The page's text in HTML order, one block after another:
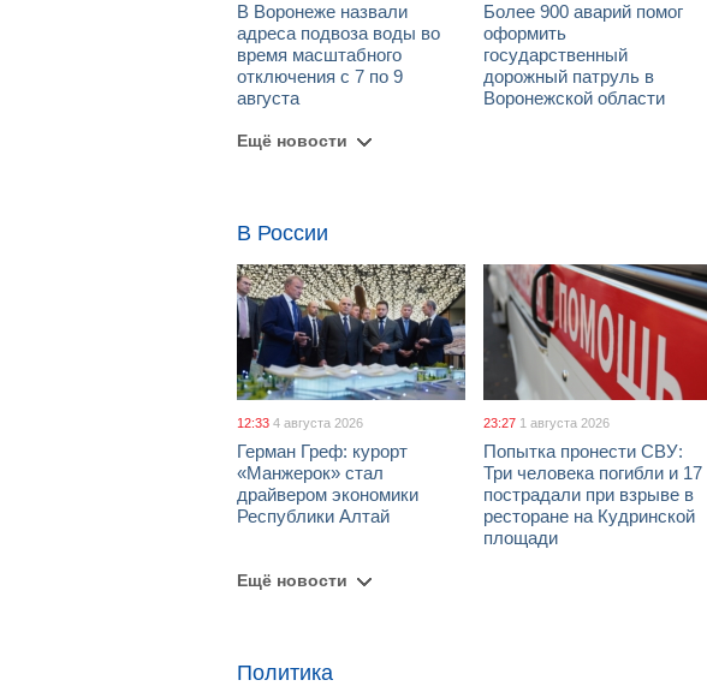
В Воронеже назвали
адреса подвоза воды во
время масштабного
отключения с 7 по 9
августа
Более 900 аварий помог
оформить
государственный
дорожный патруль в
Воронежской области
Ещё новости
В России
12:33 4 августа 2026
Герман Греф: курорт
«Манжерок» стал
драйвером экономики
Республики Алтай
23:27 1 августа 2026
Попытка пронести СВУ:
Три человека погибли и 17
пострадали при взрыве в
ресторане на Кудринской
площади
Ещё новости
Политика